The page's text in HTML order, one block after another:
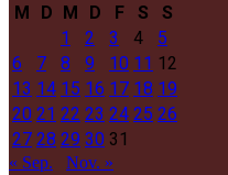
M
D M D F S
S
1
2 3 4
5
6
7 8 9 10 11 12
13 14 15 16 17 18 19
20 21 22 23 24 25 26
27 28 29 30 31
« Sep. Nov. »